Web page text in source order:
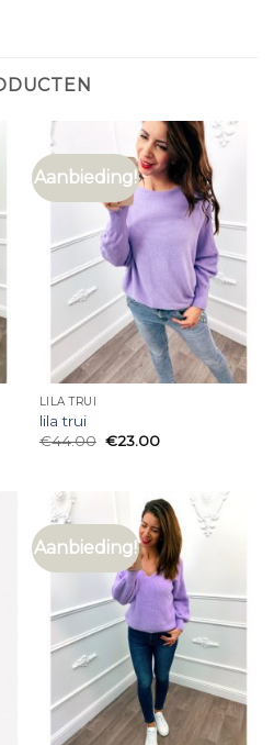
Aanbieding!
LILA TRUI
lila trui
€44.00 €23.00
Aanbieding!